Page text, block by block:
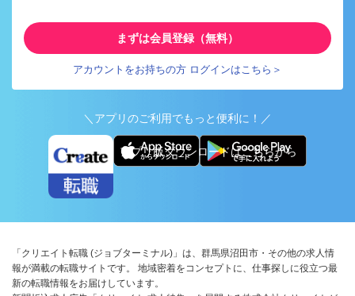
まずは会員登録（無料）
アカウントをお持ちの方 ログインはこちら＞
＼アプリのご利用でもっと便利に！／
アプリ版ダウンロードはこちらから
「クリエイト転職 (ジョブターミナル)」は、群馬県沼田市・その他の求人情
報が満載の転職サイトです。 地域密着をコンセプトに、仕事探しに役立つ最
新の転職情報をお届けしています。